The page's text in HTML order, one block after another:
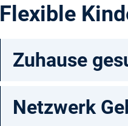
Flexible
Zuhause
Netzwerk